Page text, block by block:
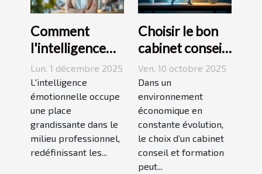
Comment
l'intelligence
émotionnelle
transforme-t-
elle le milieu
professionnel ?
Lun. 1 décembre 2025
L'intelligence
émotionnelle occupe
une place
grandissante dans le
milieu professionnel,
redéfinissant les...
Choisir le bon
cabinet conseil
et formation
pour dynamiser
votre
entreprise
Ven. 10 octobre 2025
Dans un
environnement
économique en
constante évolution,
le choix d’un cabinet
conseil et formation
peut...